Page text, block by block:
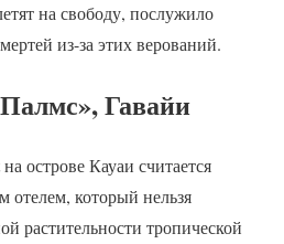
на свободу, послужило
из-за этих верований.
Гавайи
острове Кауаи считается
который нельзя
растительности тропической